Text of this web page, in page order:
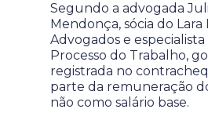
Segundo a advogada
Mendonça, sócia do Lara
Advogados e
Processo do Trabalho,
registrada no
parte da remuneração
não como salário base.